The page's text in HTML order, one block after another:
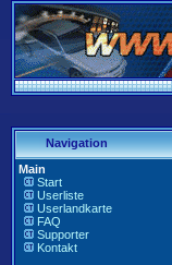
Navigation
Main
Start
Userliste
Userlandkarte
FAQ
Supporter
Kontakt